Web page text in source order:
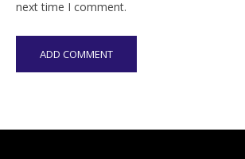
next time I comment.